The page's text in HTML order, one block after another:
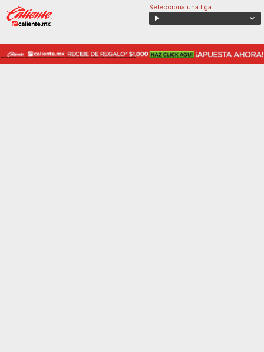
Selecciona una liga: